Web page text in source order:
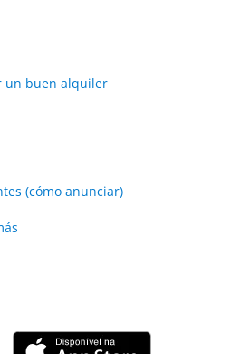
un buen alquiler
(cómo anunciar)